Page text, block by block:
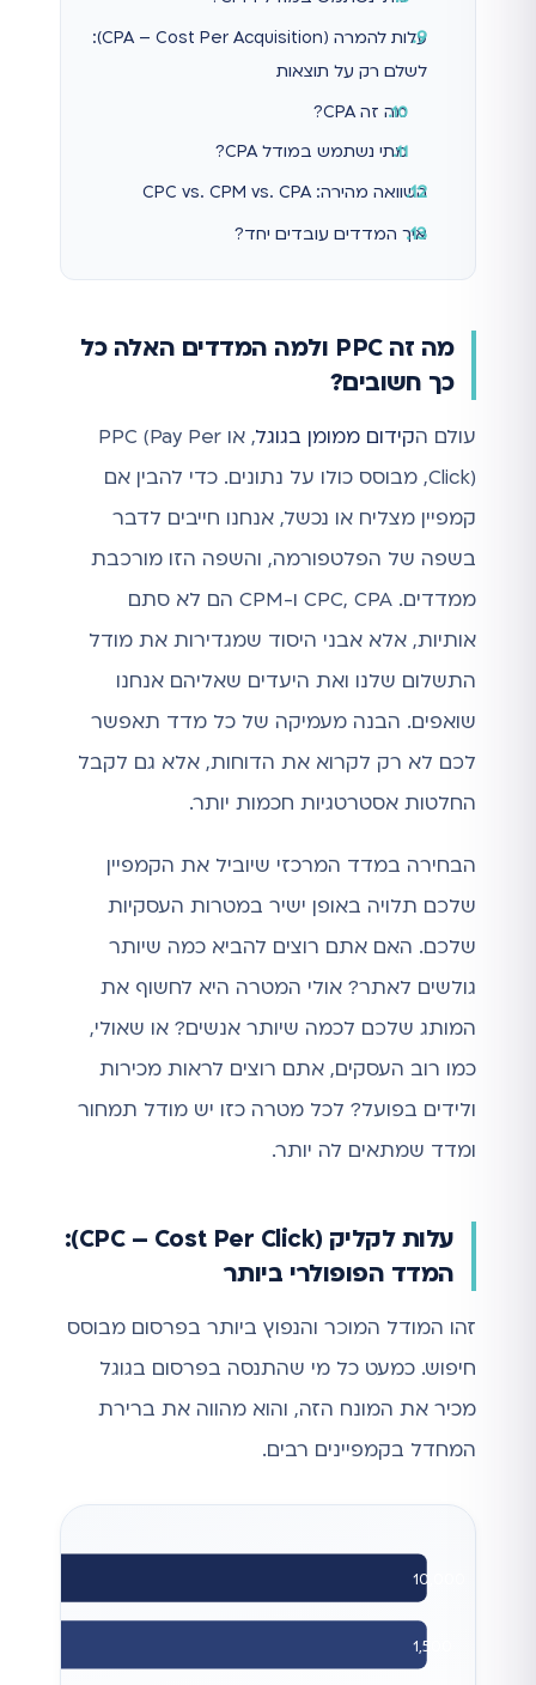
עלות להמרה (CPA – Cost Per Acquisition):
לשלם רק על תוצאות
מה זה CPA?
מתי נשתמש במודל CPA?
השוואה מהירה: CPC vs. CPM vs. CPA
איך המדדים עובדים יחד?
מה זה PPC ולמה המדדים האלה כל
כך חשובים?
עולם הקידום ממומן בגוגל
, או PPC (Pay Per
Click), מבוסס כולו על נתונים. כדי להבין אם
קמפיין מצליח או נכשל, אנחנו חייבים לדבר
בשפה של הפלטפורמה, והשפה הזו מורכבת
ממדדים. CPC, CPA ו-CPM הם לא סתם
אותיות, אלא אבני היסוד שמגדירות את מודל
התשלום שלנו ואת היעדים שאליהם אנחנו
שואפים. הבנה מעמיקה של כל מדד תאפשר
לכם לא רק לקרוא את הדוחות, אלא גם לקבל
החלטות אסטרטגיות חכמות יותר.
הבחירה במדד המרכזי שיוביל את הקמפיין
שלכם תלויה באופן ישיר במטרות העסקיות
שלכם. האם אתם רוצים להביא כמה שיותר
גולשים לאתר? אולי המטרה היא לחשוף את
המותג שלכם לכמה שיותר אנשים? או שאולי,
כמו רוב העסקים, אתם רוצים לראות מכירות
ולידים בפועל? לכל מטרה כזו יש מודל תמחור
ומדד שמתאים לה יותר.
עלות לקליק (CPC – Cost Per Click):
המדד הפופולרי ביותר
זהו המודל המוכר והנפוץ ביותר בפרסום מבוסס
חיפוש. כמעט כל מי שהתנסה בפרסום בגוגל
מכיר את המונח הזה, והוא מהווה את ברירת
המחדל בקמפיינים רבים.
10,000
1,500